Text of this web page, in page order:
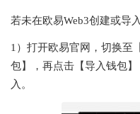
若未在欧易Web3创建或导
1）打开欧易官网，切换至
包】，再点击【导入钱包
入。